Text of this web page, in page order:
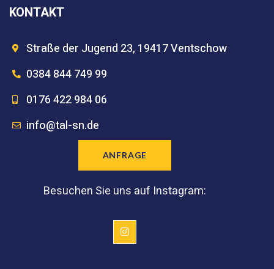
KONTAKT
Straße der Jugend 23, 19417 Ventschow
0384 844 749 99
0176 422 984 06
info@tal-sn.de
ANFRAGE
Besuchen Sie uns auf Instagram: